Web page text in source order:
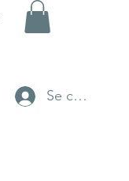
Se